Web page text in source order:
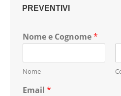
PREVENTIVI
Nome e Cognome*
Nome
Email *